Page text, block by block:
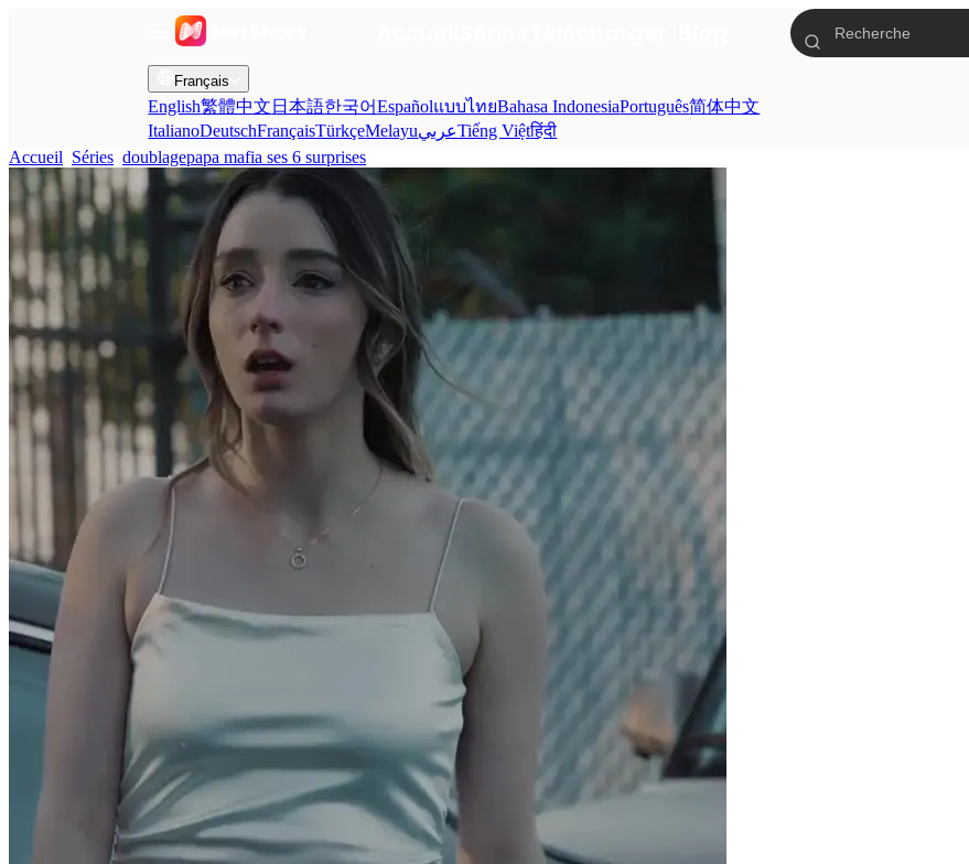
Français
English繁體中文 日本語한국어EspañolแบบไทยBahasa IndonesiaPortuguês简体中文
ItalianoDeutschFrançaisTürkçeMelayuعربيTiếng Việtहिंदी
Accueil Séries doublagepapa mafia ses 6 surprises